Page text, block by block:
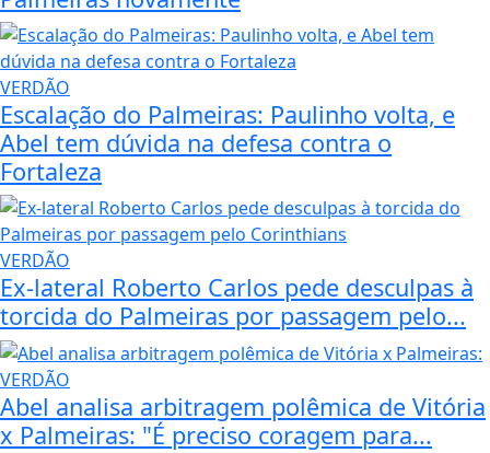
VERDÃO
Escalação do Palmeiras: Paulinho volta, e
Abel tem dúvida na defesa contra o
Fortaleza
VERDÃO
Ex-lateral Roberto Carlos pede desculpas à
torcida do Palmeiras por passagem pelo...
VERDÃO
Abel analisa arbitragem polêmica de Vitória
x Palmeiras: "É preciso coragem para...